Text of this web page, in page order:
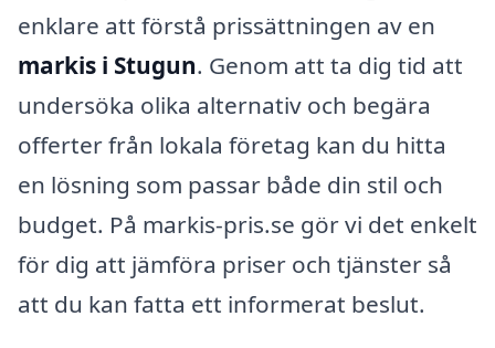
enklare att förstå prissättningen av en
markis i Stugun. Genom att ta dig tid att
undersöka olika alternativ och begära
offerter från lokala företag kan du hitta
en lösning som passar både din stil och
budget. På markis-pris.se gör vi det enkelt
för dig att jämföra priser och tjänster så
att du kan fatta ett informerat beslut.